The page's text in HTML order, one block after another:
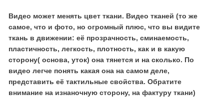
Видео может менять цвет ткани. Видео тканей (то же
самое, что и фото, но огромный плюс, что вы видите
ткань в движении: её прозрачность, сминаемость,
пластичность, легкость, плотность, как и в какую
сторону( основа, уток) она тянется и на сколько. По
видео легче понять какая она на самом деле,
представить её тактильные свойства. Обратите
внимание на изнаночную сторону, на фактуру ткани)